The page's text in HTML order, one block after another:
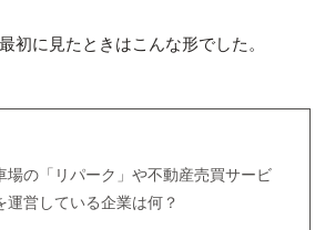
初に見たときはこんな形でした。
場の「リパーク」や不動産売買サービ
運営している企業は何？